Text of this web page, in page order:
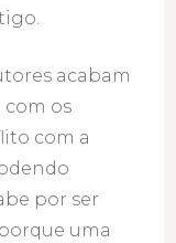
acabam
com os
com a
por ser
uma